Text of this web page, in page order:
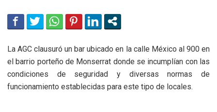
La AGC clausuró un bar ubicado en la calle México al 900 en
el barrio porteño de Monserrat donde se incumplían con las
condiciones de seguridad y diversas normas de
funcionamiento establecidas para este tipo de locales.